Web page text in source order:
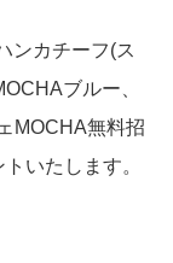
ンカチーフ(ス
ブルー、
MOCHA無料招
いたします。